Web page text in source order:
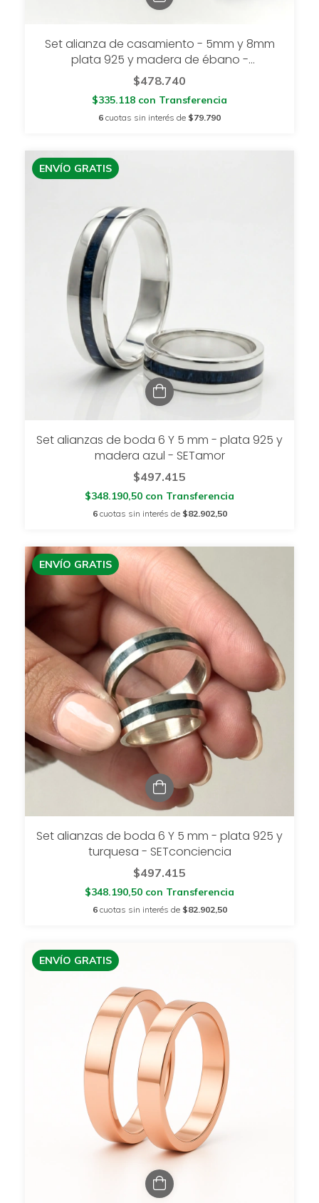
Set alianza de casamiento - 5mm y 8mm
plata 925 y madera de ébano -
setselvafauna
$478.740
$335.118 con Transferencia
6 cuotas sin interés de $79.790
ENVÍO GRATIS
Set alianzas de boda 6 Y 5 mm - plata 925 y
madera azul - SETamor
$497.415
$348.190,50 con Transferencia
6 cuotas sin interés de $82.902,50
ENVÍO GRATIS
Set alianzas de boda 6 Y 5 mm - plata 925 y
turquesa - SETconciencia
$497.415
$348.190,50 con Transferencia
6 cuotas sin interés de $82.902,50
ENVÍO GRATIS